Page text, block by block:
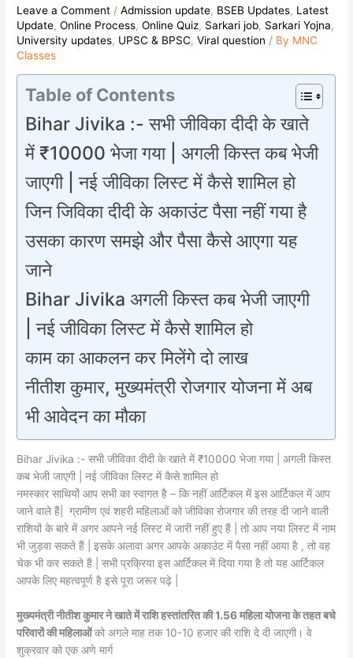
Leave a Comment /Admission update, BSEB Updates, Latest
Update,Online Process,Online Quiz, Sarkari job, Sarkari Yojna,
University updates, UPSC & BPSC,Viral question / By MNC
Classes
Table of Contents
Bihar Jivika :- सभी जीविका दीदी के खाते
में ₹10000 भेजा गया | अगली किस्त कब भेजी
जाएगी | नई जीविका लिस्ट में कैसे शामिल हो
जिन जिविका दीदी के अकाउंट पैसा नहीं गया है
उसका कारण समझे और पैसा कैसे आएगा यह
जाने
Bihar Jivika अगली किस्त कब भेजी जाएगी
| नई जीविका लिस्ट में कैसे शामिल हो
काम का आकलन कर मिलेंगे दो लाख
नीतीश कुमार, मुख्यमंत्री रोजगार योजना में अब
भी आवेदन का मौका
Bihar Jivika :- सभी जीविका दीदी के खाते में ₹10000 भेजा गया | अगली किस्त
कब भेजी जाएगी | नई जीविका लिस्ट में कैसे शामिल हो
नमस्कार साथियों आप सभी का स्वागत है – कि नहीं आर्टिकल में इस आर्टिकल में आप
जाने वाले हैं| ग्रामीण एवं शहरी महिलाओं को जीविका रोजगार की तरह दी जाने वाली
राशियों के बारे में अगर आपने नई लिस्ट में जारी नहीं हुए हैं | तो आप नया लिस्ट में नाम
भी जुड़वा सकते हैं | इसके अलावा अगर आपके अकाउंट में पैसा नहीं आया है , तो वह
चेक भी कर सकते हैं | सभी प्रक्रिया इस आर्टिकल में दिया गया है तो यह आर्टिकल
आपके लिए महत्वपूर्ण है इसे पूरा जरूर पढ़े |
मुख्यमंत्री नीतीश कुमार ने खाते में राशि हस्तांतरित की 1.56 महिला योजना के तहत बचे
परिवारों की महिलाओंको अगले माह तक 10-10 हजार की राशि दे दी जाएगी। वे
शुक्रवार को एक अणे मार्ग